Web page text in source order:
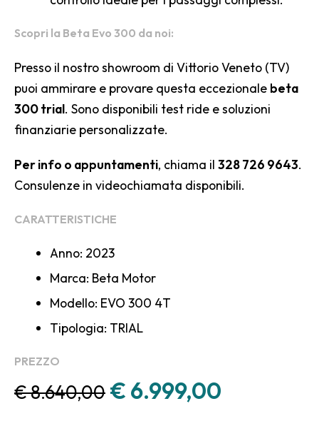
Scopri la Beta Evo 300 da noi:
Presso il nostro showroom di Vittorio Veneto (TV)
puoi ammirare e provare questa eccezionale beta
300 trial. Sono disponibili test ride e soluzioni
finanziarie personalizzate.
Per info o appuntamenti, chiama il 328 726 9643.
Consulenze in videochiamata disponibili.
CARATTERISTICHE
Anno: 2023
Marca: Beta Motor
Modello: EVO 300 4T
Tipologia: TRIAL
PREZZO
€8.640,00 € 6.999,00